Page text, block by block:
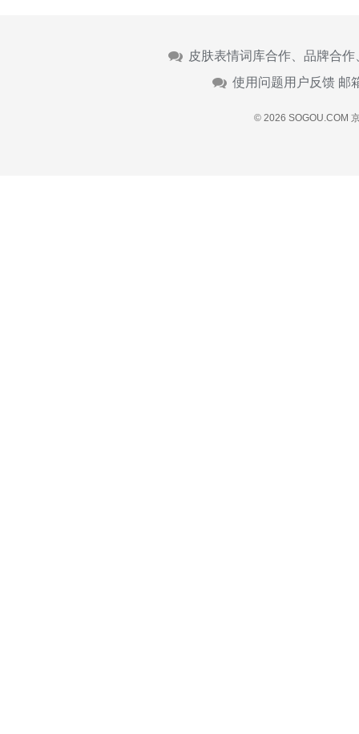
皮肤表情词库合作、品牌合
使用问题用户反馈 邮
© 2026 SOGOU.COM